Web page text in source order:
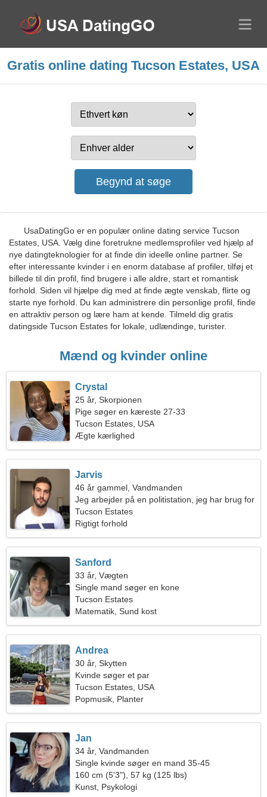
Gratis online dating Tucson Estates, USA
UsaDatingGo er en populær online dating service Tucson
Estates, USA. Vælg dine foretrukne medlemsprofiler ved hjælp af
nye datingteknologier for at finde din ideelle online partner. Se
efter interessante kvinder i en enorm database af profiler, tilføj et
billede til din profil, find brugere i alle aldre, start et romantisk
forhold. Siden vil hjælpe dig med at finde ægte venskab, flirte og
starte nye forhold. Du kan administrere din personlige profil, finde
en attraktiv person og lære ham at kende. Tilmeld dig gratis
datingside Tucson Estates for lokale, udlændinge, turister.
Mænd og kvinder online
Crystal
25 år, Skorpionen
Pige søger en kæreste 27-33
Tucson Estates, USA
Ægte kærlighed
Jarvis
46 år gammel, Vandmanden
Jeg arbejder på en politistation, jeg har brug for
en glødende kvinde
Tucson Estates
Rigtigt forhold
Sanford
33 år, Vægten
Single mand søger en kone
Tucson Estates
Matematik, Sund kost
Andrea
30 år, Skytten
Kvinde søger et par
Tucson Estates, USA
Popmusik, Planter
Jan
34 år, Vandmanden
Single kvinde søger en mand 35-45
160 cm (5'3"), 57 kg (125 lbs)
Kunst, Psykologi